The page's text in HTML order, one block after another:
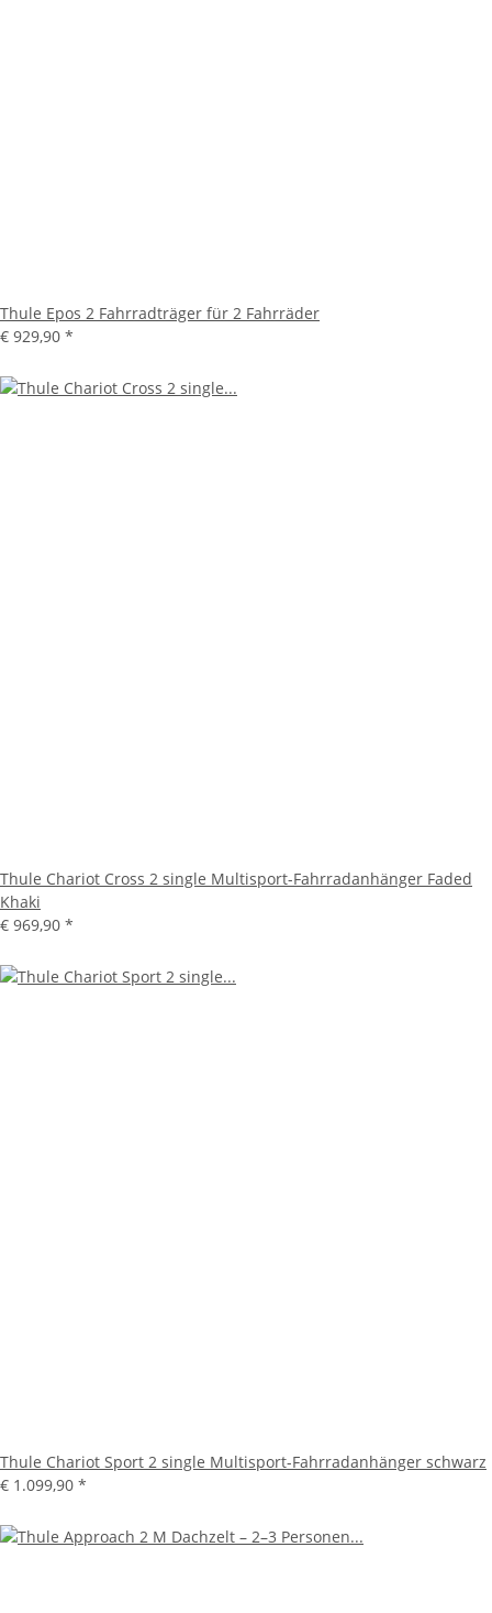
Thule Epos 2 Fahrradträger für 2 Fahrräder
€ 929,90 *
Thule Chariot Cross 2 single Multisport-Fahrradanhänger Faded
Khaki
€ 969,90 *
Thule Chariot Sport 2 single Multisport-Fahrradanhänger schwarz
€ 1.099,90 *